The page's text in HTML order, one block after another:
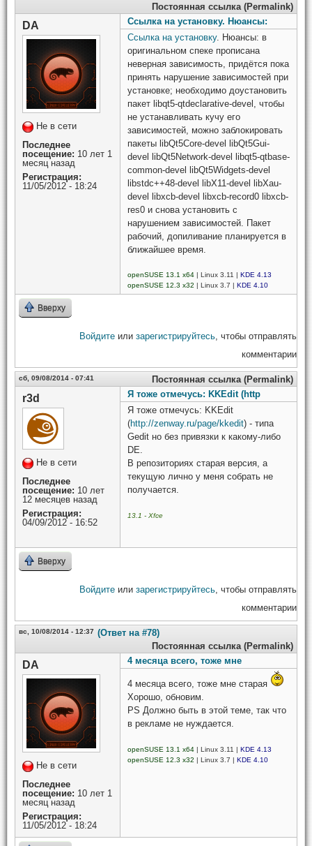
Постоянная ссылка (Permalink)
DA
Не в сети
Последнее
посещение: 10 лет 1
месяц назад
Регистрация:
11/05/2012 - 18:24
Ссылка на установку. Нюансы:
Ссылка на установку. Нюансы: в
оригинальном спеке прописана
неверная зависимость, придётся пока
принять нарушение зависимостей при
установке; необходимо доустановить
пакет libqt5-qtdeclarative-devel, чтобы
не устанавливать кучу его
зависимостей, можно заблокировать
пакеты libQt5Core-devel libQt5Gui-
devel libQt5Network-devel libqt5-qtbase-
common-devel libQt5Widgets-devel
libstdc++48-devel libX11-devel libXau-
devel libxcb-devel libxcb-record0 libxcb-
res0 и снова установить с
нарушением зависимостей. Пакет
рабочий, допиливание планируется в
ближайшее время.
openSUSE 13.1 x64 | Linux 3.11 | KDE 4.13
openSUSE 12.3 x32 | Linux 3.7 | KDE 4.10
Вверху
Войдите или зарегистрируйтесь, чтобы отправлять
комментарии
сб, 09/08/2014 - 07:41 Постоянная ссылка (Permalink)
r3d
Не в сети
Последнее
посещение: 10 лет
12 месяцев назад
Регистрация:
04/09/2012 - 16:52
Я тоже отмечусь: KKEdit (http
Я тоже отмечусь: KKEdit
(http://zenway.ru/page/kkedit) - типа
Gedit но без привязки к какому-либо
DE.
В репозиториях старая версия, а
текущую лично у меня собрать не
получается.
13.1 - Xfce
Вверху
Войдите или зарегистрируйтесь, чтобы отправлять
комментарии
вс, 10/08/2014 - 12:37 (Ответ на #78)
Постоянная ссылка (Permalink)
DA
Не в сети
Последнее
посещение: 10 лет 1
месяц назад
Регистрация:
11/05/2012 - 18:24
4 месяца всего, тоже мне
4 месяца всего, тоже мне старая
Хорошо, обновим.
PS Должно быть в этой теме, так что
в рекламе не нуждается.
openSUSE 13.1 x64 | Linux 3.11 | KDE 4.13
openSUSE 12.3 x32 | Linux 3.7 | KDE 4.10